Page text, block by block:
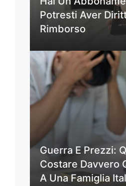
Potresti Aver
Rimborso
Guerra E Prezzi:
Costare Davvero
A Una Famiglia